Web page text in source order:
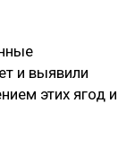
и выявили
этих ягод и